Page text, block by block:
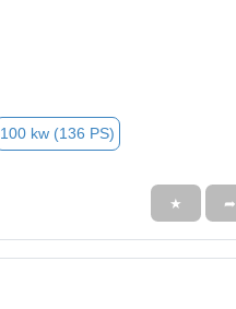
100 kw (136 PS)
★ ➦